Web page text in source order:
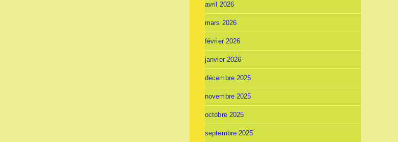
avril 2026
mars 2026
février 2026
janvier 2026
décembre 2025
novembre 2025
octobre 2025
septembre 2025